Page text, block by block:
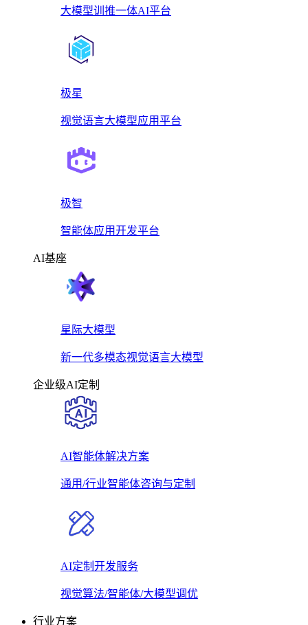
大模型训推一体AI平台
极星
视觉语言大模型应用平台
极智
智能体应用开发平台
AI基座
星际大模型
新一代多模态视觉语言大模型
企业级AI定制
AI智能体解决方案
通用/行业智能体咨询与定制
AI定制开发服务
视觉算法/智能体/大模型调优
行业方案